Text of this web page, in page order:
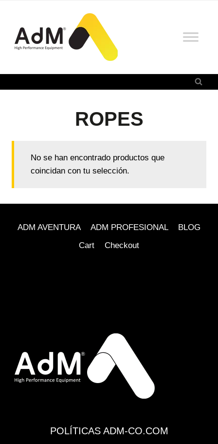
contenido
ROPES
No se han encontrado productos que
coincidan con tu selección.
ADM AVENTURA ADM PROFESIONAL
BLOG
Cart
Checkout
POLÍTICAS ADM-CO.COM